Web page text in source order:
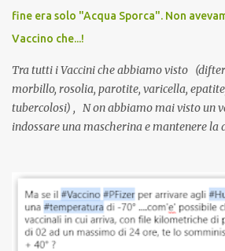
serve una prescrizione. Non c’è diagnosi.
L’unico atto richiesto è una fi...
fine era solo "Acqua Sporca". Non
Vaccino che...!
Tra tutti i Vaccini che abbiamo visto
morbillo, rosolia, parotite, varicella,
tubercolosi) , N on abbiamo mai visto un
indossare una mascherina e mantenere la
vaccinazione. Non avevamo mai sentito
sconti, incentivi per vaccinarsi. Non
discriminazioni per coloro che non l’hanno
vaccinato, nessuno aveva prima cercato di